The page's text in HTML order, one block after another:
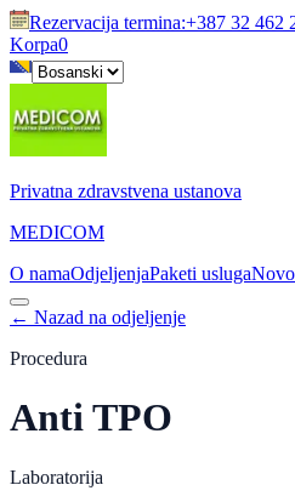
Rezervacija termina:+387 32 462
Korpa0
Privatna zdravstvena ustanova
MEDICOM
O namaOdjeljenjaPaketi usluga
← Nazad na odjeljenje
Procedura
Anti TPO
Laboratorija